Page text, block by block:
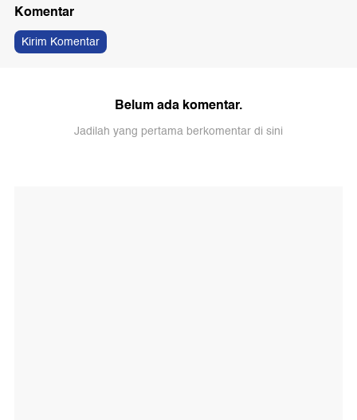
Komentar
Kirim Komentar
Belum ada komentar.
Jadilah yang pertama berkomentar di sini